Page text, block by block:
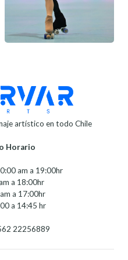
artístico en todo Chile
Horario⁣⁣
am a 19:00hr
a 18:00hr
a 17:00hr
a 14:45 hr
22256889